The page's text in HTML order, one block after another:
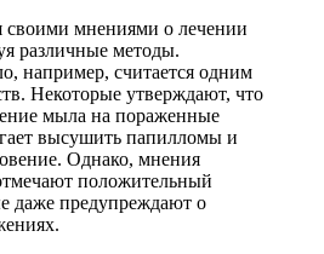
своими мнениями о лечении
различные методы.
например, считается одним
Некоторые утверждают, что
мыла на пораженные
высушить папилломы и
Однако, мнения
положительный
даже предупреждают о